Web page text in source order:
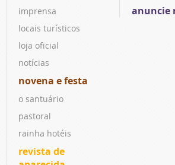
imprensa
locais turísticos
loja oficial
notícias
novena e festa
o santuário
pastoral
rainha hotéis
revista de
anuncie